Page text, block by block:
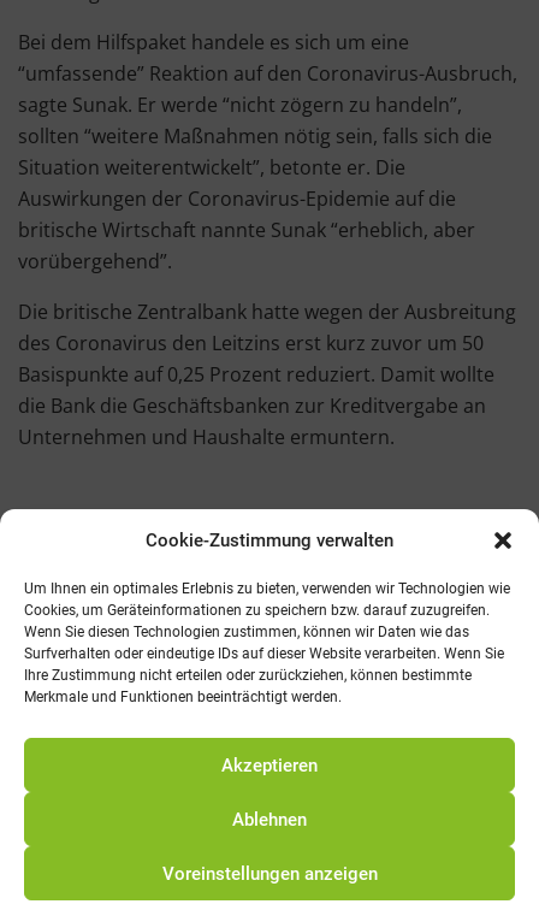
Cookie-Zustimmung verwalten
Um Ihnen ein optimales Erlebnis zu bieten, verwenden wir Technologien wie
Cookies, um Geräteinformationen zu speichern bzw. darauf zuzugreifen.
Wenn Sie diesen Technologien zustimmen, können wir Daten wie das
Surfverhalten oder eindeutige IDs auf dieser Website verarbeiten. Wenn Sie
Ihre Zustimmung nicht erteilen oder zurückziehen, können bestimmte
Merkmale und Funktionen beeinträchtigt werden.
Akzeptieren
Ablehnen
Voreinstellungen anzeigen
Bei dem Hilfspaket handele es sich um eine
“umfassende” Reaktion auf den Coronavirus-Ausbruch,
sagte Sunak. Er werde “nicht zögern zu handeln”,
sollten “weitere Maßnahmen nötig sein, falls sich die
Situation weiterentwickelt”, betonte er. Die
Auswirkungen der Coronavirus-Epidemie auf die
britische Wirtschaft nannte Sunak “erheblich, aber
vorübergehend”.
Die britische Zentralbank hatte wegen der Ausbreitung
des Coronavirus den Leitzins erst kurz zuvor um 50
Basispunkte auf 0,25 Prozent reduziert. Damit wollte
die Bank die Geschäftsbanken zur Kreditvergabe an
Unternehmen und Haushalte ermuntern.
Kontakt AGB Fachmedien Cookie-Richtlinie (EU)
Telefon: 0821 242800
E-Mail: info@promv.de
© 2021 Pro Management Verlag
Alle Preise exkl. der gesetzlichen MwSt.